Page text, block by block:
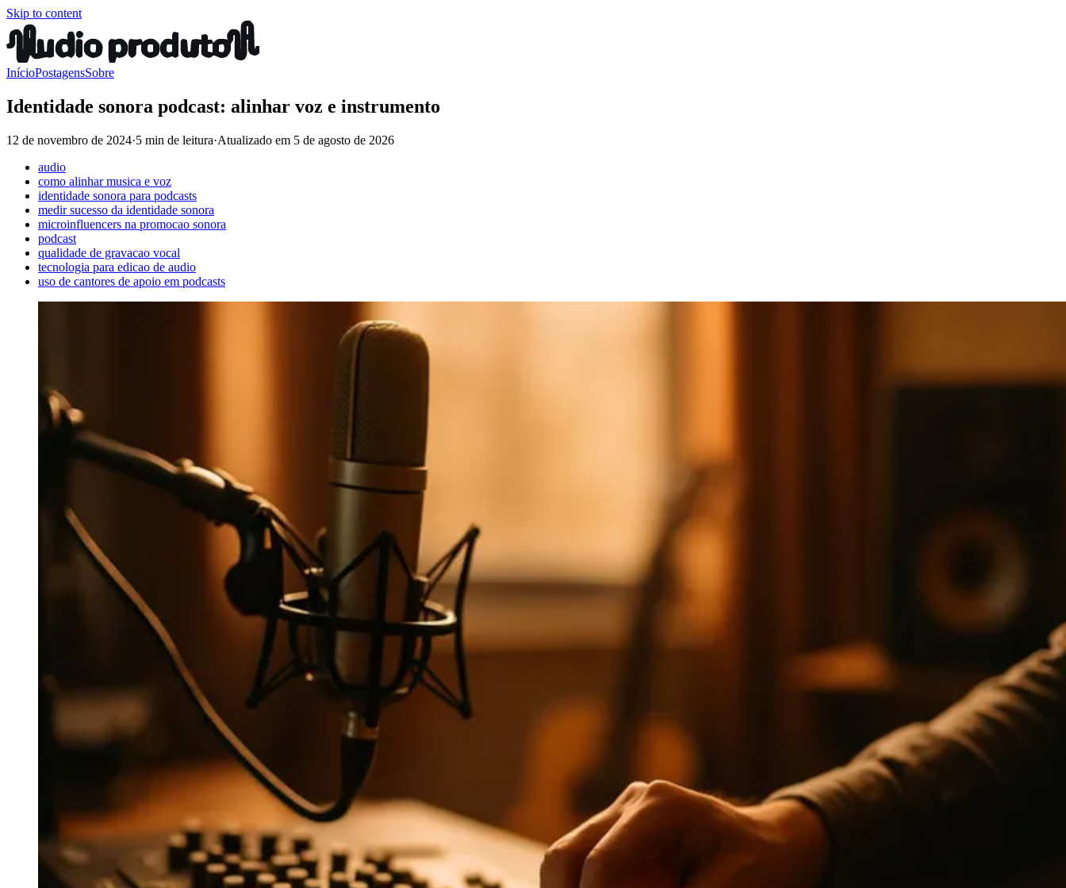
Skip to content
InícioPostagensSobre
Identidade sonora podcast: alinhar voz e instrumento
12 de novembro de 2024·5 min de leitura·Atualizado em 5 de agosto de 2026
audio
como alinhar musica e voz
identidade sonora para podcasts
medir sucesso da identidade sonora
microinfluencers na promocao sonora
podcast
qualidade de gravacao vocal
tecnologia para edicao de audio
uso de cantores de apoio em podcasts